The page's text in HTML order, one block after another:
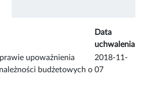
Data
uchwalenia
upoważnienia
budżetowych o
2018-11-
07